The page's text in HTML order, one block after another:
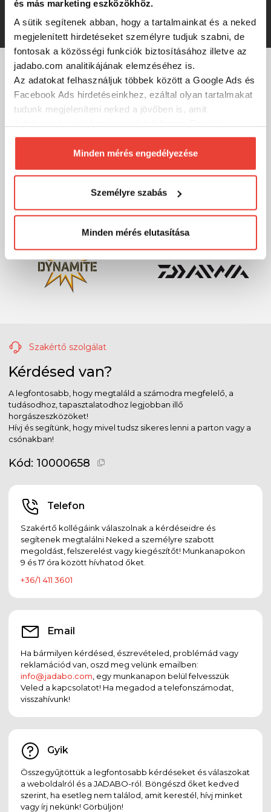
és más marketing eszközökhöz.
A sütik segítenek abban, hogy a tartalmainkat és a neked
megjelenített hirdetéseket személyre tudjuk szabni, de
fontosak a közösségi funkciók biztosításához illetve az
jadabo.com analitikájának elemzéséhez is.
Az adatokat felhasználjuk többek között a Google Ads és
Facebook Ads hirdetéseinkhez, ezáltal olyan tartalmakat
tudunk megjeleníteni neked a jövőben is, amit
biztosításához arra kérünk, hogy engedd meg
számunkra minden mérés használatát.
Természetesensoha semmilyen formában nem fogunk
megváltoztathatod a döntésed ezzel kapcsolatban.
Előre is köszönjük!
Minden mérés engedélyezése
Személyre szabás
Minden mérés elutasítása
810 Ft
MÁRKÁINK
Szakértő szolgálat
Kérdésed van?
A legfontosabb, hogy megtaláld a számodra megfelelő, a
tudásodhoz, tapasztalatodhoz legjobban illő
horgászeszközöket!
Hívj és segítünk, hogy mivel tudsz sikeres lenni a parton vagy a
csónakban!
Kód: 10000658
Telefon
Szakértő kollégáink válaszolnak a kérdéseidre és
segítenek megtalálni Neked a személyre szabott
megoldást, felszerelést vagy kiegészítőt! Munkanapokon
9 és 17 óra között hívhatod őket.
+36/1 411 3601
Email
Ha bármilyen kérdésed, észrevételed, problémád vagy
reklamációd van, oszd meg velünk emailben:
info@jadabo.com , egy munkanapon belül felvesszük
Veled a kapcsolatot! Ha megadod a telefonszámodat,
visszahívunk!
Gyik
Összegyűjtöttük a legfontosabb kérdéseket és válaszokat
a weboldalról és a JADABO-ról. Böngészd őket kedved
szerint, ha esetleg nem találod, amit kerestél, hívj minket
vagy írj nekünk! Görbüljön!